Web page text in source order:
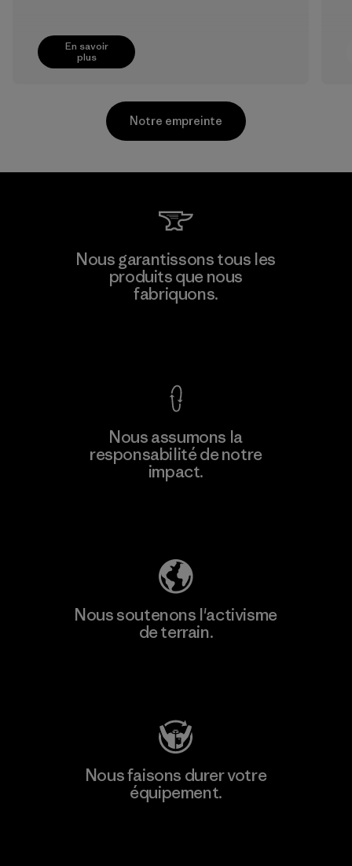
En savoir
plus
plus
Greentech Headgear Company
Limited - Chau Duc
Notre empreinte
Nous garantissons tous les
produits que nous
fabriquons.
Nous assumons la
responsabilité de notre
impact.
Nous soutenons l'activisme
de terrain.
Nous faisons durer votre
équipement.